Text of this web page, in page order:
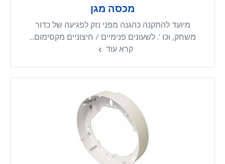
מכסה מגן
מיועד להתקנה כהגנה מפני נזק לפגיעה של כדור
משחק, וכו '. לשעונים פנימיים / חיצוניים מקסימום...
קרא עוד